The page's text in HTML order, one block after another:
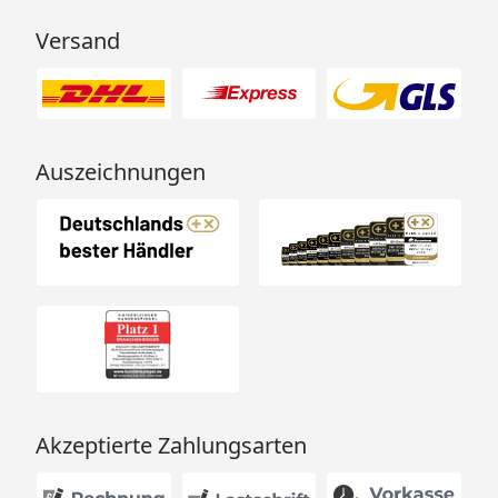
kg/m²
KN/m²
Windbeständigkeit
km/h
si*
80/0,80
110/1,1
Versand
Auszeichnungen
Akzeptierte Zahlungsarten